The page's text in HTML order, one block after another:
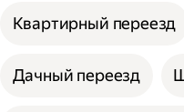
Квартирный переезд
Дачный переезд